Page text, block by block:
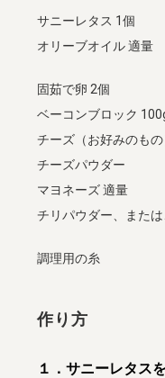
サニーレタス 1個
オリーブオイル 適量
固茹で卵 2個
ベーコンブロック
チーズ（お好みのも
チーズパウダー
マヨネーズ 適量
チリパウダー、また
調理用の糸
作り方
１．サニーレタス